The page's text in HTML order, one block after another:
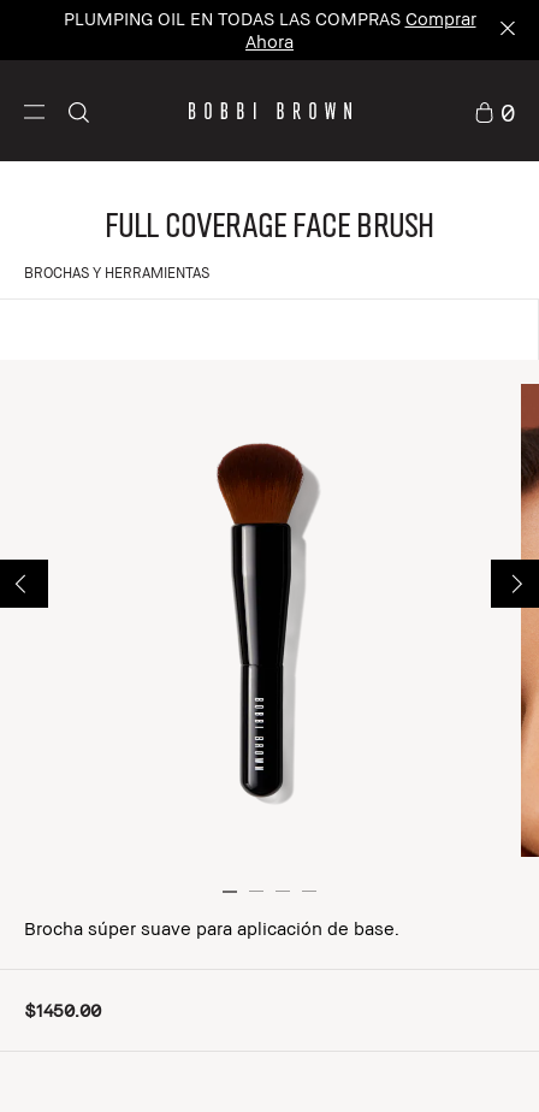
PLUMPING OIL EN TODAS LAS COMPRAS Comprar
Ahora
0
Full Coverage Face Brush
BROCHAS Y HERRAMIENTAS
Brocha súper suave para aplicación de base.
$1450.00